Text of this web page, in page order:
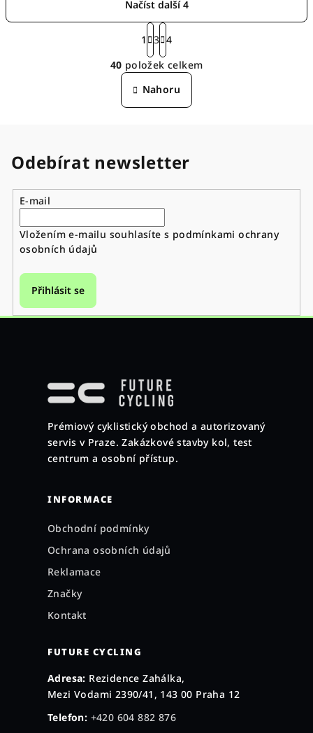
O
v
l
á
í
k
i
Načíst další 4
S
t
r
á
n
k
o
í
1 3 4
40 položek celkem
Nahoru
Odebírat newsletter
E-mail
Vložením e-mailu souhlasíte s podmínkami ochrany
osobních údajů
Přihlásit se
Prémiový cyklistický obchod a autorizovaný
servis v Praze. Zakázkové stavby kol, test
centrum a osobní přístup.
INFORMACE
Obchodní podmínky
Ochrana osobních údajů
Reklamace
Značky
Kontakt
FUTURE CYCLING
Adresa: Rezidence Zahálka,
Mezi Vodami 2390/41, 143 00 Praha 12
Telefon: +420 604 882 876